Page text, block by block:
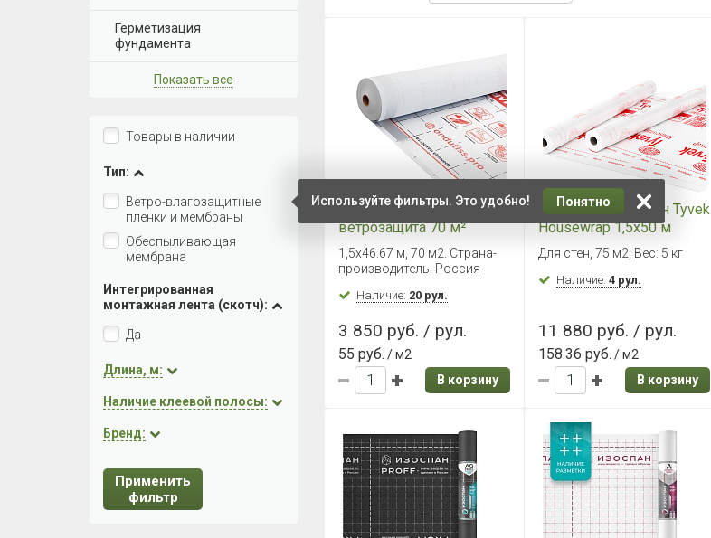
ONDUTISS SMART А
ветрозащита 70 м²
1,5х46.67 м, 70 м2. Страна-
производитель: Россия
Наличие: 20 рул.
3 850 руб. / рул.
55 руб. / м2
В корзину
Мембрана для стен Tyvek
Housewrap 1,5х50 м
Для стен, 75 м2, Вес: 5 кг
Наличие:4 рул.
11 880 руб. / рул.
158.36 руб. / м2
В корзину
Герметизация
фундамента
Показать все
Используйте фильтры. Это удобно! Понятно
Товары в наличии
Тип:
Ветро-влагозащитные
пленки и мембраны
Обеспыливающая
мембрана
Интегрированная
монтажная лента (скотч):
Да
Длина, м:
Наличие клеевой полосы:
Бренд:
Применить
фильтр